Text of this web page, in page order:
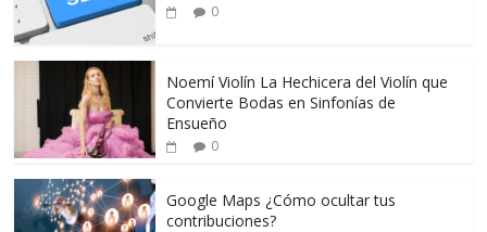
0
Noemí Violín La Hechicera del Violín que
Convierte Bodas en Sinfonías de
Ensueño
0
Google Maps ¿Cómo ocultar tus
contribuciones?